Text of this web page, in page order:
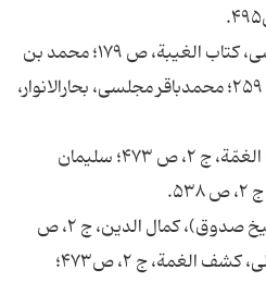
۳. محمد بن حسن شيخ طوسى، كتاب الغيبة، ص ۱۷۹؛ محمد بن
جرير طبرى، دلائل الامامة، ص ۲۵۹؛ محمدباقر مجلسى، بحارالانوار،
۴. على بن عيسى اربلى، كشف الغمّة، ج ۲، ص ۴۷۳؛ سليمان
۱. محمد بن على بن بابويه (شيخ صدوق)، كمال الدين، ج ۲، ص
۳۴۵، ح ۳۱؛ على بن عيسى اربلى، كشف الغمة، ج ۲، ص۴۷۳؛